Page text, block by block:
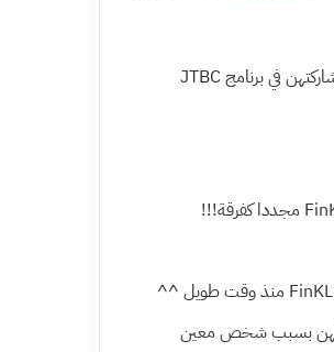
سيعاد لم شمل FinKL لأول مرة منذ ١٤ سنة… تم تأكيد مشاركتهن في برنامج JTBC